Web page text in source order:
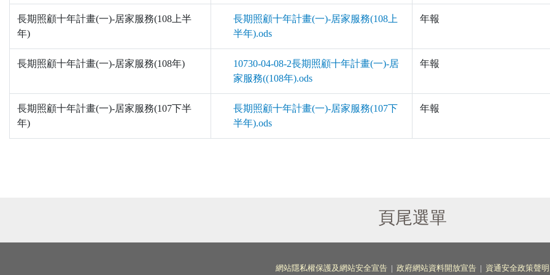
長期照顧十年計畫(一)-居家服務(108上半
年)
長期照顧十年計畫(一)-居家服務(108上
半年).ods
年報
長期照顧十年計畫(一)-居家服務(108年)
10730-04-08-2長期照顧十年計畫(一)-居
家服務((108年).ods
年報
長期照顧十年計畫(一)-居家服務(107下半
年)
長期照顧十年計畫(一)-居家服務(107下
半年).ods
年報
頁尾選單
網站隱私權保護及網站安全宣告 | 政府網站資料開放宣告 | 資通安全政策聲明